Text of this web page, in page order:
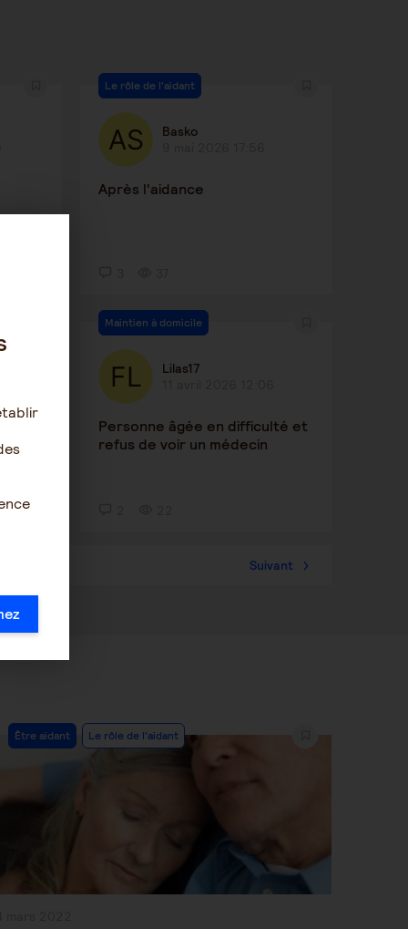
Le rôle de l'aidant
Basko
Après l'aidance
Maintien à domicile
Lilas17
Personne âgée en difficulté et
refus de voir un médecin
Suivant
Post
Category:
Être aidant Le rôle de l'aidant